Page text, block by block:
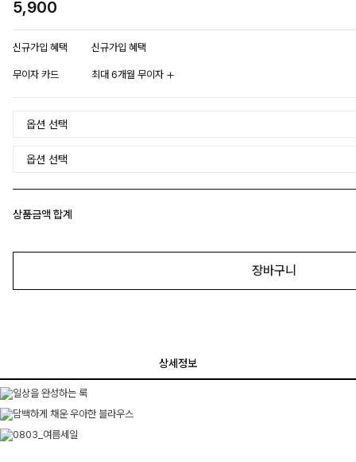
5,900
신규가입 혜택 신규가입 혜택
무이자 카드 최대 6개월 무이자
상품금액 합계
장바구니
상세정보